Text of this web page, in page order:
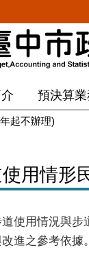
預決算業
起不辦理)
用情形
使用情況與
進之參考依據。